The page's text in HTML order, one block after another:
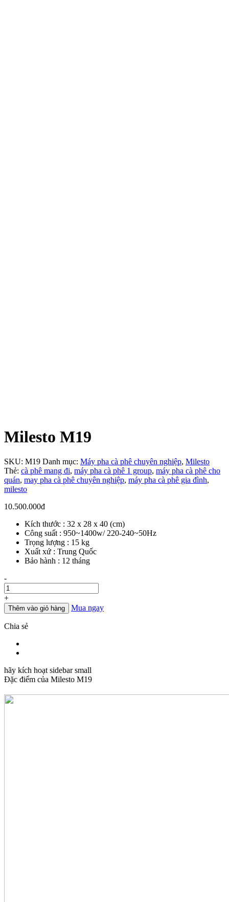
Milesto M19
SKU: M19 Danh mục: Máy pha cà phê chuyên nghiệp, Milesto
Thẻ: cà phê mang đi, máy pha cà phê 1 group, máy pha cà phê cho
quán, may pha cà phê chuyên nghiệp, máy pha cà phê gia đình,
milesto
10.500.000đ
Kích thước : 32 x 28 x 40 (cm)
Công suất : 950~1400w/ 220-240~50Hz
Trọng lượng : 15 kg
Xuất xứ : Trung Quốc
Bảo hành : 12 tháng
Số
lượng
-
+
Thêm vào giỏ hàng Mua ngay
Chia sẻ
hãy kích hoạt sidebar small
Đặc điểm của Milesto M19